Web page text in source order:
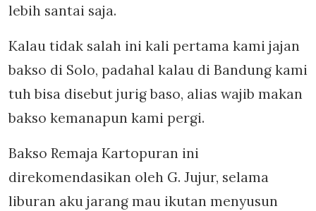
lebih santai saja.
Kalau tidak salah ini kali pertama kami jajan
bakso di Solo, padahal kalau di Bandung kami
tuh bisa disebut jurig baso, alias wajib makan
bakso kemanapun kami pergi.
Bakso Remaja Kartopuran ini
direkomendasikan oleh G. Jujur, selama
liburan aku jarang mau ikutan menyusun